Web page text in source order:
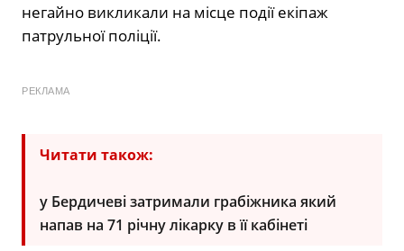
негайно викликали на місце події екіпаж
патрульної поліції.
РЕКЛАМА
Читати також:
у Бердичеві затримали грабіжника який
напав на 71 річну лікарку в її кабінеті